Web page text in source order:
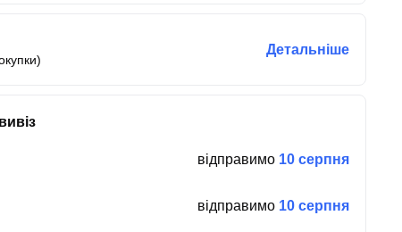
Детальніше
відправимо 10 серпня
відправимо 10 серпня